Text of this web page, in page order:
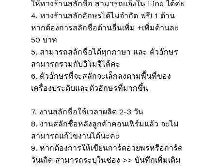
ให้ทางร้านสลักชื่อ สามารถแจ้งใน Line ได้ค่ะ
4. ทางร้านสลักอักษรได้ไม่จำกัด ฟรี! 1 ด้าน
หากต้องการสลักชื่อด้านอื่นเพิ่ม +เพิ่มด้านละ
50 บาท
5. สามารถสลักชื่อได้ทุกภาษา และ ตัวอักษร
สามารถรวมกับอิโมจิได้ค่ะ
6. ตัวอักษรที่จะสลักจะเล็กลงตามพื้นที่ของ
เครื่องประดับและตัวอักษรที่มากขึ้น
7. งานสลักชื่อใช้เวลาผลิต 2-3 วัน
8. งานสลักชื่อหลังลูกค้าคอนเฟิร์มแล้ว จะไม่
สามารถแก้ไขงานได้นะคะ
9. หากต้องการให้เขียนการ์ดอวยพรหรือการ์ด
วันเกิด สามารถระบุในช่อง >> บันทึกเพิ่มเติม